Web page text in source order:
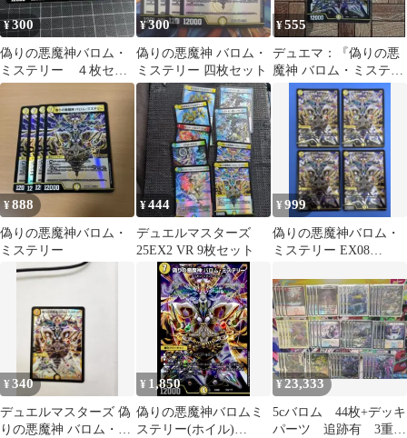
¥300
偽りの悪魔神バロム・
ミステリー ４枚セッ
ト バロムミステリー
¥300
偽りの悪魔神 バロム・
ミステリー 四枚セット
¥555
デュエマ：『偽りの悪
魔神 バロム・ミステリ
ー』(179/???)ホイル
×1③
¥888
偽りの悪魔神バロム・
ミステリー
¥444
デュエルマスターズ
25EX2 VR 9枚セット
¥999
偽りの悪魔神バロム・
ミステリー EX08
¥340
デュエルマスターズ 偽
りの悪魔神 バロム・ミ
¥ 1,850
偽りの悪魔神バロムミ
ステリー(ホイル)
¥23,333
5cバロム 44枚+デッキ
パーツ 追跡有 3重ス